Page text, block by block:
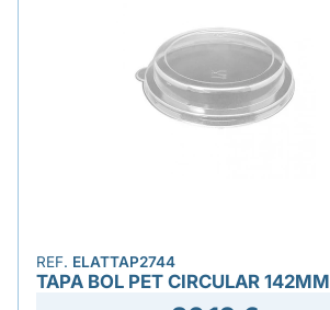
REF. ELATTAP2744
TAPA BOL PET CIRCULAR 142MM